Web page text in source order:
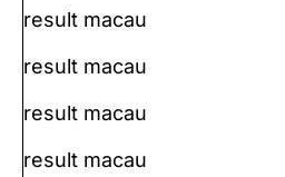
result macau
result macau
result macau
result macau